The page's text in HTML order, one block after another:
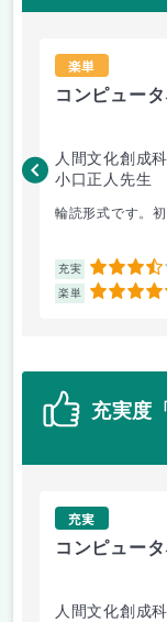
楽単
コンピュー
人間文化創成
小口正人先生
輪読形式です。
充実 3.5
楽単 4.5
充実度
充実
コンピュー
人間文化創成